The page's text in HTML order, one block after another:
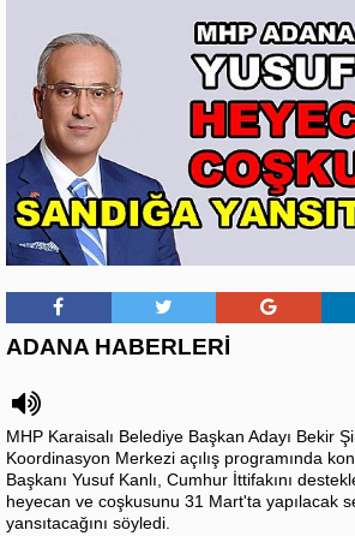
ADANA HABERLERİ
MHP Karaisalı Belediye Başkan Adayı Bekir
Koordinasyon Merkezi açılış programında
Başkanı Yusuf Kanlı, Cumhur İttifakını
heyecan ve coşkusunu 31 Mart'ta yapılacak
yansıtacağını söyledi.